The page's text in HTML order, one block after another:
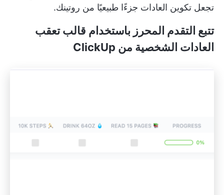
تجعل تكوين العادات جزءًا طبيعيًا من روتينك.
تتبع التقدم المحرز باستخدام قالب تعقب
العادات الشخصية من ClickUp